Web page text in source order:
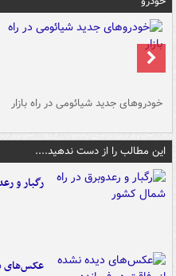
خودروهای جدید شیائومی در راه بازار
این مطالب را از دست ندهید....
رگبار و
عکس‌های